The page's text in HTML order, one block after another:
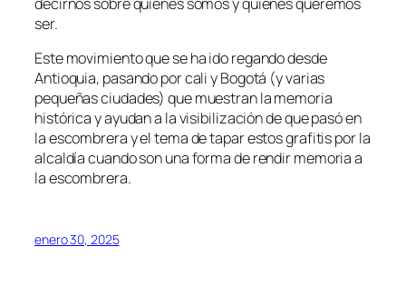
ser.
Este movimiento que se ha ido regando desde
Antioquia, pasando por cali y Bogotá (y varias
pequeñas ciudades) que muestran la memoria
histórica y ayudan a la visibilización de que pasó en
la escombrera y el tema de tapar estos grafitis por la
alcaldía cuando son una forma de rendir memoria a
la escombrera.
enero 30, 2025